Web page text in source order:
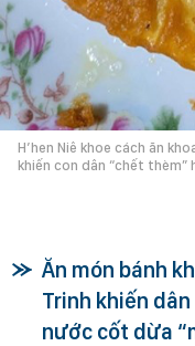
H’hen Niê khoe cách ăn
khiến con dân “chết thèm”
Ăn món bánh
Trinh khiến
nước cốt dừa